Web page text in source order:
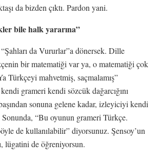
da bizden çıktı. Pardon yani.
bile halk yararına”
da Vururlar”a dönersek. Dille
bir matematiği var ya, o matematiği çok
Türkçeyi mahvetmiş, saçmalamış”
grameri kendi sözcük dağarcığını
sonuna gelene kadar, izleyiciyi kendi
“Bu oyunun grameri Türkçe.
de kullanılabilir” diyorsunuz. Şensoy’un
lügatini de öğreniyorsun.